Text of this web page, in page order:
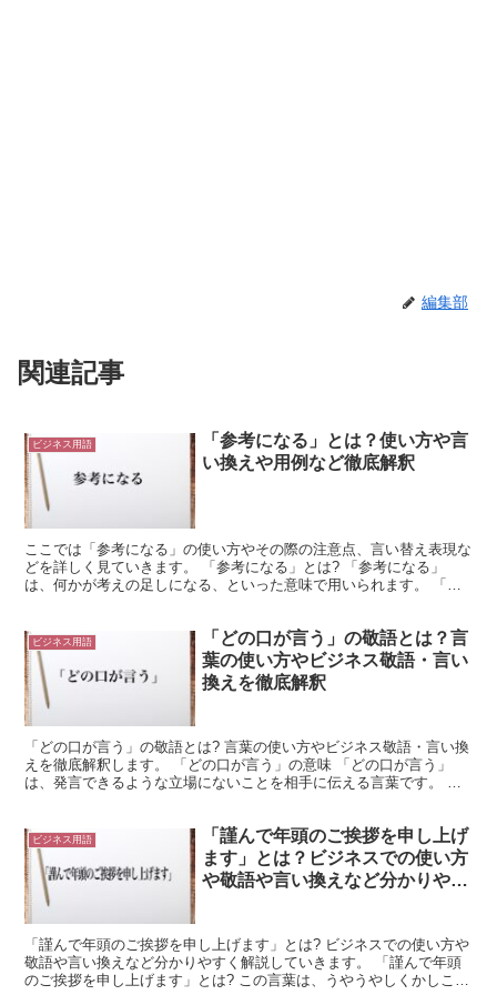
編集部
関連記事
ビジネス用語
「参考になる」とは？使い方や言
い換えや用例など徹底解釈
ここでは「参考になる」の使い方やその際の注意点、言い替え表現な
どを詳しく見ていきます。 「参考になる」とは? 「参考になる」
は、何かが考えの足しになる、といった意味で用いられます。 「こ
ビジネス用語
「どの口が言う」の敬語とは？言
葉の使い方やビジネス敬語・言い
換えを徹底解釈
「どの口が言う」の敬語とは? 言葉の使い方やビジネス敬語・言い換
えを徹底解釈します。 「どの口が言う」の意味 「どの口が言う」
は、発言できるような立場にないことを相手に伝える言葉です。 こ
ビジネス用語
「謹んで年頭のご挨拶を申し上げ
ます」とは？ビジネスでの使い方
や敬語や言い換えなど分かりやす
「謹んで年頭のご挨拶を申し上げます」とは? ビジネスでの使い方や
敬語や言い換えなど分かりやすく解説していきます。 「謹んで年頭
のご挨拶を申し上げます」とは? この言葉は、うやうやしくかしこま